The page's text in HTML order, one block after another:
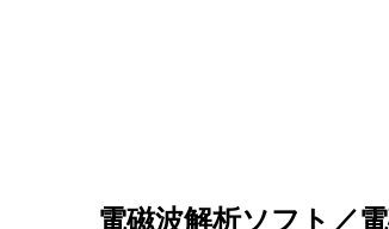
電磁波解析ソフト／